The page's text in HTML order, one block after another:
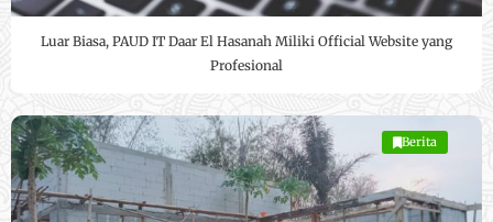
Luar Biasa, PAUD IT Daar El Hasanah Miliki Official Website yang
Profesional
Berita